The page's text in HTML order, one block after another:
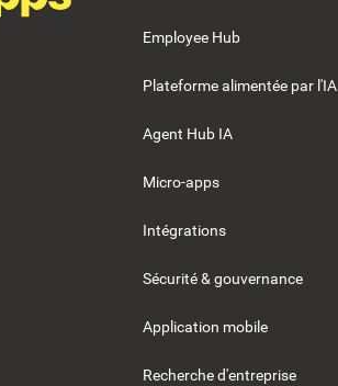
Employee Hub
Plateforme alimentée par l'IA
Agent Hub IA
Micro-apps
Intégrations
Sécurité & gouvernance
Application mobile
Recherche d'entreprise